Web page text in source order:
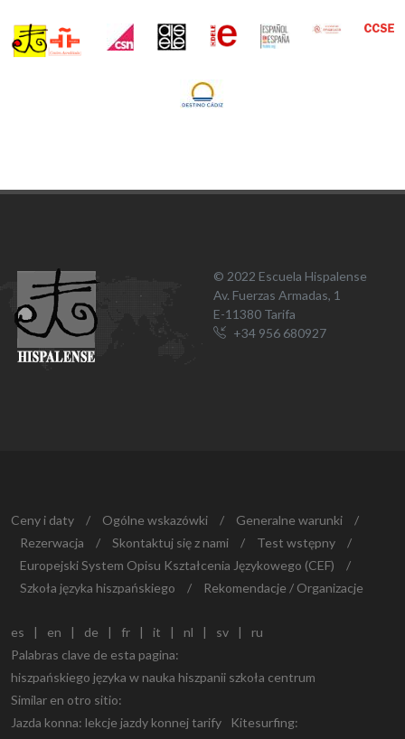
© 2022 Escuela Hispalense
Av. Fuerzas Armadas, 1
E-11380 Tarifa
+34 956 680927
Ceny i daty / Ogólne wskazówki / Generalne warunki
/
Rezerwacja
/ Skontaktuj się z nami / Test wstępny
/
Europejski System Opisu Kształcenia Językowego (CEF)
/
Szkoła języka hiszpańskiego
/ Rekomendacje / Organizacje
es | en | de | fr | it | nl | sv |
ru
Palabras clave de esta pagina:
hiszpańskiego języka w nauka hiszpanii szkoła centrum
Similar en otro sitio:
Jazda konna: lekcje jazdy konnej tarify
Kitesurfing: